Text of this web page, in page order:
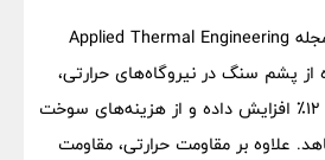
پشم سنگ در نیروگاه‌های حرارتی،
راندمان کلی سیستم را تا ۱۲٪ افزایش داده و از هزینه‌های سوخت
علاوه بر مقاومت حرارتی، مقاومت